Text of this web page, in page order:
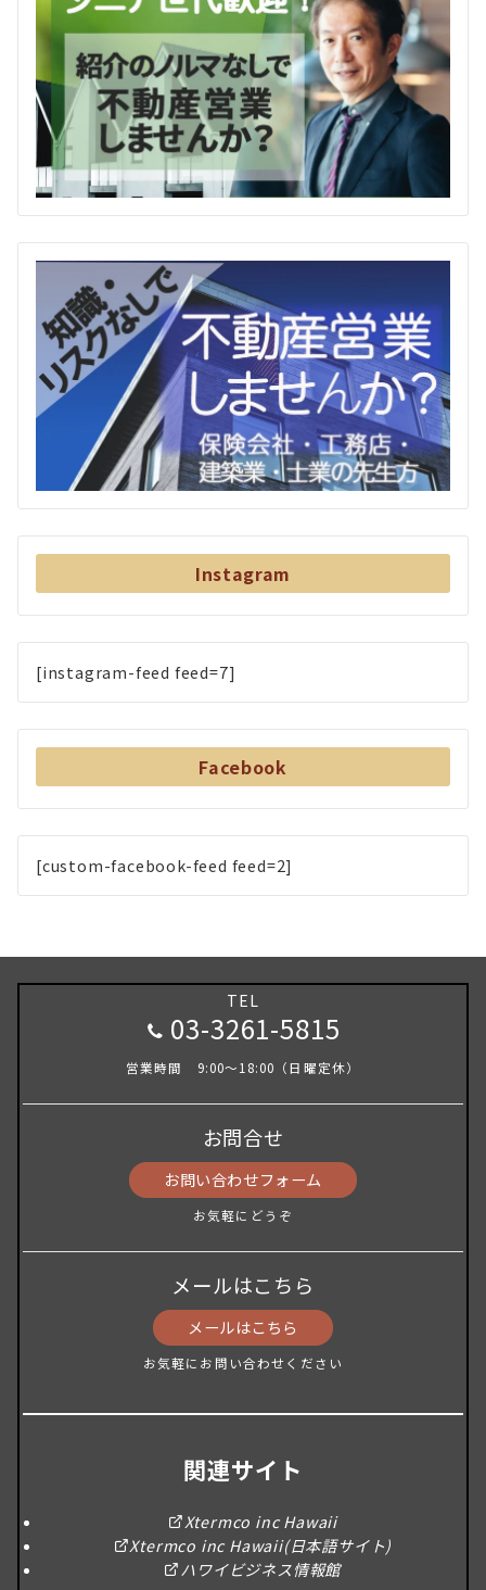
Instagram
[instagram-feed feed=7]
Facebook
[custom-facebook-feed feed=2]
TEL
03-3261-5815
営業時間 9:00～18:00（日曜定休）
お問合せ
お問い合わせフォーム
お気軽にどうぞ
メールはこちら
メールはこちら
お気軽にお問い合わせください
関連サイト
Xtermco inc Hawaii
Xtermco inc Hawaii(日本語サイト)
ハワイビジネス情報館